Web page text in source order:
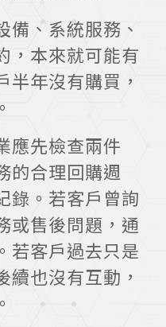
備、系統服務、
，本來就可能有
半年沒有購買，
應先檢查兩件
的合理回購週
錄。若客戶曾詢
或售後問題，通
若客戶過去只是
續也沒有互動，